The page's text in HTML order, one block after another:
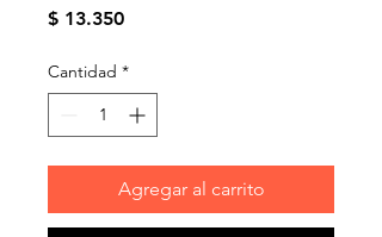
$ 13.350Precio
Cantidad *
Agregar al carrito